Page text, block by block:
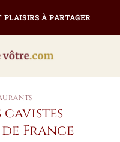
PLAISIRS À PARTAGER
cavistes
France